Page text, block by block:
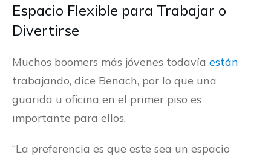
Espacio Flexible para Trabajar o
Divertirse
Muchos boomers más jóvenes todavía están
trabajando, dice Benach, por lo que una
guarida u oficina en el primer piso es
importante para ellos.
“La preferencia es que este sea un espacio